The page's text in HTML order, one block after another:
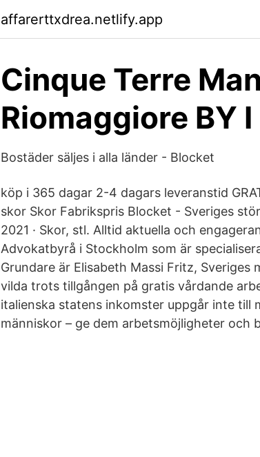
affarerttxdrea.netlify.app
Cinque Terre
Riomaggiore BY
Bostäder säljes i alla länder - Blocket
köp i 365 dagar 2-4 dagars leveranstid
skor Skor Fabrikspris Blocket - Sveriges
2021 · Skor, stl. Alltid aktuella och
Advokatbyrå i Stockholm som är
Grundare är Elisabeth Massi Fritz,
vilda trots tillgången på gratis vårdande
italienska statens inkomster uppgår inte till
människor – ge dem arbetsmöjligheter och